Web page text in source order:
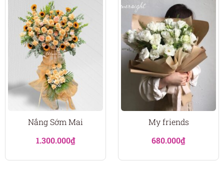
Nắng Sớm Mai
1.300.000₫
My friends
680.000₫